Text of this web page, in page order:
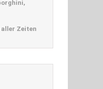
Zeiten